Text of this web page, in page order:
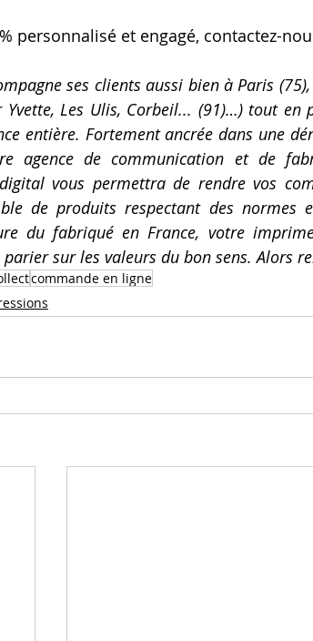
personnalisé et engagé, contactez-
ses clients aussi bien à Paris (75),
Yvette, Les Ulis, Corbeil... (91)…) tout en
entière. Fortement ancrée dans une
agence de communication et de
vous permettra de rendre vos
de produits respectant des normes
du fabriqué en France, votre
sur les valeurs du bon sens. Alors
commande en ligne